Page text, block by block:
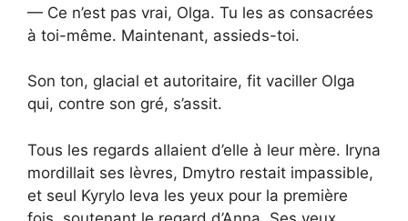
— Ce n’est pas vrai, Olga. Tu les as consacrées
à toi-même. Maintenant, assieds-toi.
Son ton, glacial et autoritaire, fit vaciller Olga
qui, contre son gré, s’assit.
Tous les regards allaient d’elle à leur mère. Iryna
mordillait ses lèvres, Dmytro restait impassible,
et seul Kyrylo leva les yeux pour la première